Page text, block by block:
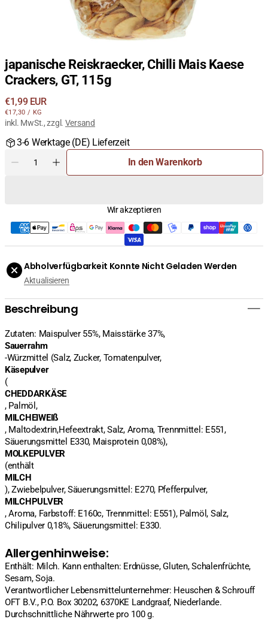
japanische Reiskraecker, Chilli Mais Kaese
Crackers, GT, 115g
Regulärer
Preis
€1,99 EUR
STÜCKPREIS
€17,30 / PRO
KG
inkl. MwSt., zzgl. Versand
3-6 Werktage (DE) Lieferzeit
Menge
Mais
Kaese
Crackers,
115g
verringern
Menge
Mais
Kaese
Crackers,
115g
erhöhen
In den Warenkorb
Wir akzeptieren
Abholverfügbarkeit Konnte Nicht Geladen Werden
Aktualisieren
Beschreibung
Zutaten: Maispulver 55%, Maisstärke 37%,
Sauerrahm
-Würzmittel (Salz, Zucker, Tomatenpulver,
Käsepulver
(
CHEDDARKÄSE
, Palmöl,
MILCHEIWEIß
, Maltodextrin,Hefeextrakt, Salz, Aroma, Trennmittel: E551,
Säuerungsmittel E330, Maisprotein 0,08%),
MOLKEPULVER
(enthält
MILCH
), Zwiebelpulver, Säuerungsmittel: E270, Pfefferpulver,
MILCHPULVER
, Aroma, Farbstoff: E160c, Trennmittel: E551), Palmöl, Salz,
Chilipulver 0,18%, Säuerungsmittel: E330.
Allergenhinweise:
Enthält: Milch. Kann enthalten: Erdnüsse, Gluten, Schalenfrüchte,
Sesam, Soja.
Verantwortlicher Lebensmittelunternehmer: Heuschen & Schrouff
OFT B.V., P.O. Box 30202, 6370KE Landgraaf, Niederlande.
Durchschnittliche Nährwerte pro 100 g.